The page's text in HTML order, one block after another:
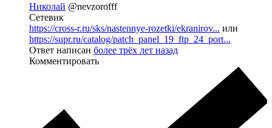
Николай @nevzorofff
Сетевик
https://cross-r.ru/sks/nastennye-rozetki/ekranirov... или
https://supr.ru/catalog/patch_panel_19_ftp_24_port...
Ответ написан более трёх лет назад
Комментировать